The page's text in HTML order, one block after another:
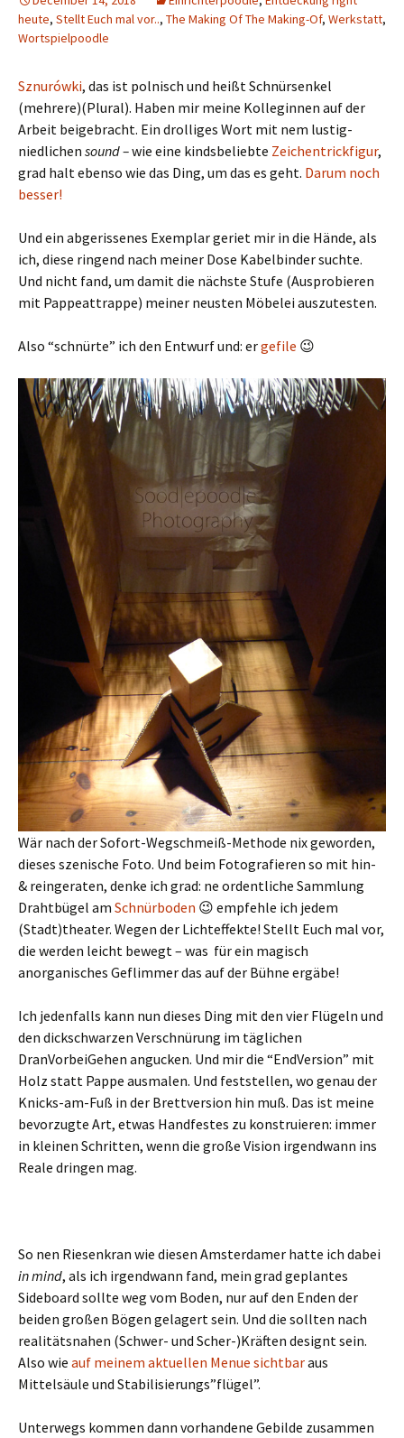
heute, Stellt Euch mal vor.., The Making Of The Making-Of, Werkstatt,
Wortspielpoodle
Sznurówki, das ist polnisch und heißt Schnürsenkel
(mehrere)(Plural). Haben mir meine Kolleginnen auf der
Arbeit beigebracht. Ein drolliges Wort mit nem lustig-
niedlichen sound –wie eine kindsbeliebte Zeichentrickfigur,
grad halt ebenso wie das Ding, um das es geht. Darum noch
besser!
Und ein abgerissenes Exemplar geriet mir in die Hände, als
ich, diese ringend nach meiner Dose Kabelbinder suchte.
Und nicht fand, um damit die nächste Stufe (Ausprobieren
mit Pappeattrappe) meiner neusten Möbelei auszutesten.
Also “schnürte” ich den Entwurf und: ergefile 😉
Wär nach der Sofort-Wegschmeiß-Methode nix geworden,
dieses szenische Foto. Und beim Fotografieren so mit hin-
& reingeraten, denke ich grad: ne ordentliche Sammlung
Drahtbügel am Schnürboden 😉 empfehle ich jedem
(Stadt)theater. Wegen der Lichteffekte! Stellt Euch mal vor,
die werden leicht bewegt – was für ein magisch
anorganisches Geflimmer das auf der Bühne ergäbe!
Ich jedenfalls kann nun dieses Ding mit den vier Flügeln und
den dickschwarzen Verschnürung im täglichen
DranVorbeiGehen angucken. Und mir die “EndVersion” mit
Holz statt Pappe ausmalen. Und feststellen, wo genau der
Knicks-am-Fuß in der Brettversion hin muß. Das ist meine
bevorzugte Art, etwas Handfestes zu konstruieren: immer
in kleinen Schritten, wenn die große Vision irgendwann ins
Reale dringen mag.
So nen Riesenkran wie diesen Amsterdamer hatte ich dabei
in mind, als ich irgendwann fand, mein grad geplantes
Sideboard sollte weg vom Boden, nur auf den Enden der
beiden großen Bögen gelagert sein. Und die sollten nach
realitätsnahen (Schwer- und Scher-)Kräften designt sein.
Also wie auf meinem aktuellen Menue sichtbaraus
Mittelsäule und Stabilisierungs”flügel”.
Unterwegs kommen dann vorhandene Gebilde zusammen